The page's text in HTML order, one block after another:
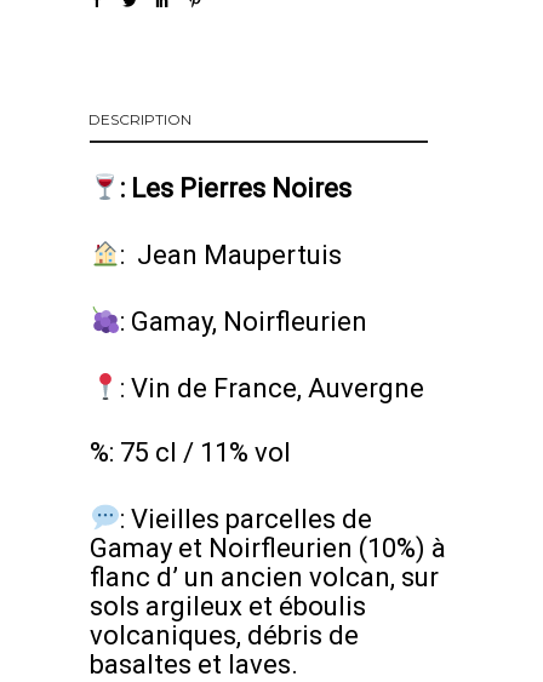
DESCRIPTION
: Les Pierres Noires
: Jean Maupertuis
: Gamay, Noirfleurien
: Vin de France, Auvergne
%: 75 cl / 11% vol
: Vieilles parcelles de
Gamay et Noirfleurien (10%) à
flanc d’ un ancien volcan, sur
sols argileux et éboulis
volcaniques, débris de
basaltes et laves.